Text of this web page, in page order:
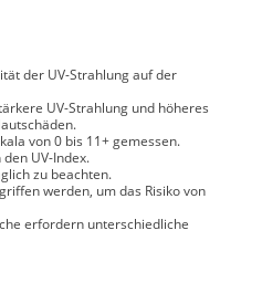
der UV-Strahlung auf der
UV-Strahlung und höheres
von 0 bis 11+ gemessen.
UV-Index.
zu beachten.
werden, um das Risiko von
erfordern unterschiedliche